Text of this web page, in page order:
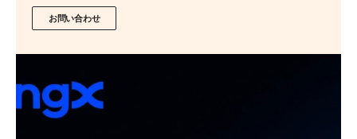
お問い合わせ